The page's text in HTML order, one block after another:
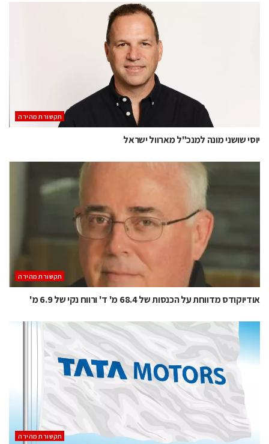
תקשורת מהירה
יוסי שושני מונה למנכ"ל מארוול ישראל
תקשורת מהירה
אודיוקודס מדווחת על הכנסות של 68.4 מ' ד' ורווח נקי של 6.9 מ'
תקשורת מהירה